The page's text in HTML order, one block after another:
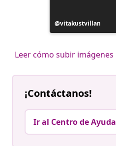
Publicación
realizada
vitakustvillan
Leer cómo subir imágenes
¡Contáctanos!
Ir al Centro de Ayuda